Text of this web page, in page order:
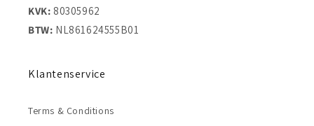
KVK: 80305962
BTW: NL861624555B01
Klantenservice
Terms & Conditions